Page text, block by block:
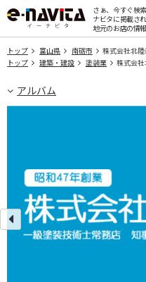
さぁ、今すぐ検
ナビタに掲載さ
地元のお店の情
トップ 富山県 南砺市
株式会社北
トップ
建築・建設 塗装業 株式会
アルバム